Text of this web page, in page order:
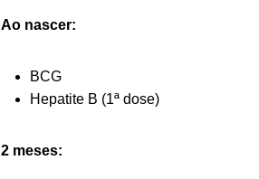
Ao nascer:
BCG
Hepatite B (1ª dose)
2 meses: